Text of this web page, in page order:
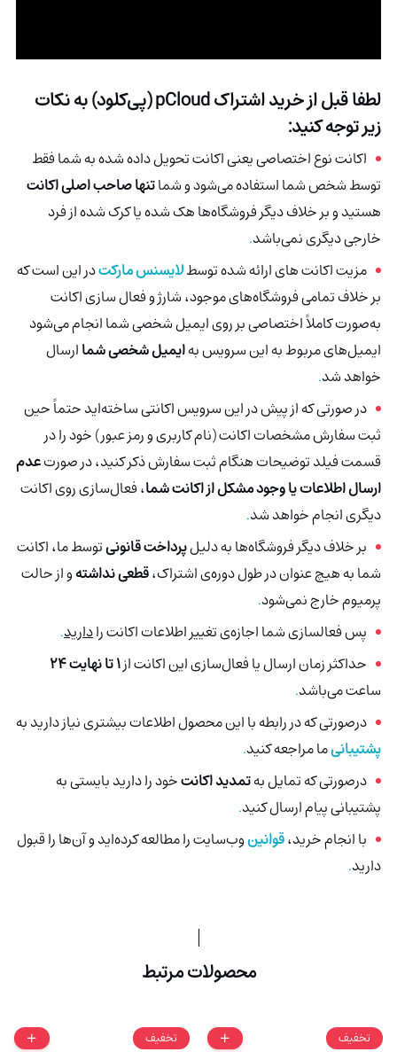
لطفا قبل از خرید اشتراک pCloud (پی‌کلود) به نکات
زیر توجه کنید:
اکانت نوع اختصاصی یعنی اکانت تحویل داده شده به شما فقط
توسط شخص شما استفاده می‌شود و شماتنها صاحب اصلی اکانت
هستید و بر خلاف دیگر فروشگاه‌ها هک شدهیا کرک شده از فرد
خارجی دیگری نمی‌باشد.
مزیت اکانت های ارائه شده توسطلایسنس مارکتدر این است که
بر خلاف تمامی فروشگاه‌های موجود، شارژ و فعال سازی اکانت
به‌صورت کاملاً اختصاصی بر روی ایمیل شخصی شما انجام می‌شود
ایمیل‌های مربوط به این سرویس بهایمیل شخصی شماارسال
خواهد شد.
در صورتی که از پیش در این سرویس اکانتی ساخته‌اید حتماً حین
ثبت سفارش مشخصات اکانت (نام کاربری و رمز عبور) خود را در
قسمت فیلد توضیحات هنگام ثبت سفارش ذکر کنید، در صورتعدم
ارسال اطلاعات یا وجود مشکل از اکانت شما، فعال‌سازی روی اکانت
دیگری انجام خواهد شد.
بر خلاف دیگر فروشگاه‌ها به دلیلپرداخت قانونیتوسط ما، اکانت
شما به هیچ عنوان در طول دوره‌ی اشتراک،قطعی نداشتهو از حالت
پرمیوم خارج نمی‌شود.
پس فعالسازی شما اجازه‌ی تغییر اطلاعات اکانت رادارید.
حداکثر زمان ارسال یا فعال‌سازی این اکانت از1 تا نهایت 24
ساعت می‌باشد.
درصورتی‌ که در رابطه با این محصول اطلاعات بیشتری نیاز دارید به
پشتیبانیما مراجعه کنید.
درصورتی که تمایل بهتمدید اکانتخود را دارید بایستی به
پشتیبانی پیام ارسال کنید.
با انجام خرید،قوانینوب‌سایت را مطالعه کرده‌اید و آن‌ها را قبول
دارید.
محصولات مرتبط
تخفیف تخفیف